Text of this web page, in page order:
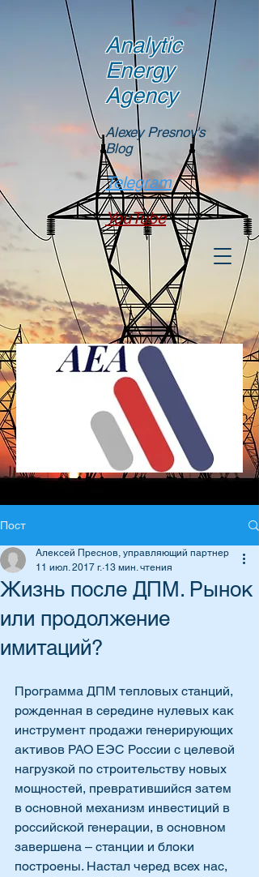
Analytic
Energy
Agency
Alexey Presnov's
Blog
Telegram
YouTube
Пост
Жизнь после ДПМ. Рынок
или продолжение
имитаций?
Алексей Преснов, управляющий партнер
11 июл. 2017 г. 13 мин. чтения
Программа ДПМ тепловых станций,
рожденная в середине нулевых как
инструмент продажи генерирующих
активов РАО ЕЭС России с целевой
нагрузкой по строительству новых
мощностей, превратившийся затем
в основной механизм инвестиций в
российской генерации, в основном
завершена – станции и блоки
построены. Настал черед всех нас,